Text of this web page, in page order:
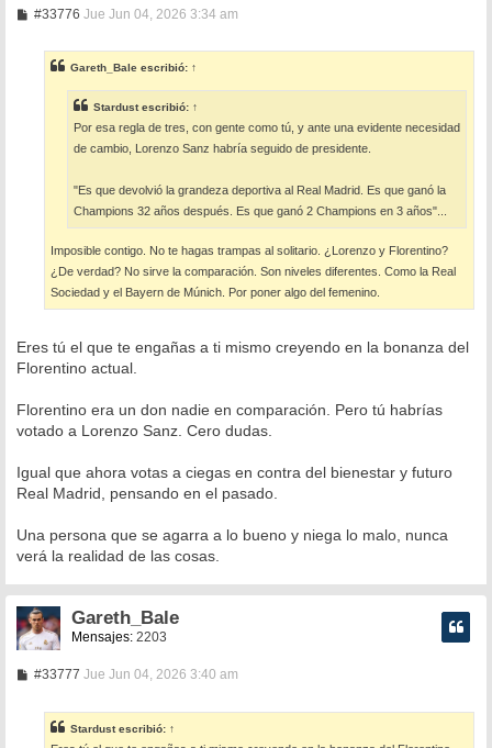
#33776M
a
j
e
Jue Jun 04, 2026 3:34 am
Gareth_Bale escribió: ↑
Stardustescribió: ↑
Por esa regla de tres, con gente como tú, y ante una evidente necesidad
de cambio, Lorenzo Sanz habría seguido de presidente.
"Es que devolvió la grandeza deportiva al Real Madrid. Es que ganó la
Champions 32 años después. Es que ganó 2 Champions en 3 años"...
Imposible contigo. No te hagas trampas al solitario. ¿Lorenzo y Florentino?
¿De verdad? No sirve la comparación. Son niveles diferentes. Como la Real
Sociedad y el Bayern de Múnich. Por poner algo del femenino.
Eres tú el que te engañas a ti mismo creyendo en la bonanza del
Florentino actual.
Florentino era un don nadie en comparación. Pero tú habrías
votado a Lorenzo Sanz. Cero dudas.
Igual que ahora votas a ciegas en contra del bienestar y futuro
Real Madrid, pensando en el pasado.
Una persona que se agarra a lo bueno y niega lo malo, nunca
verá la realidad de las cosas.
Gareth_Bale
Mensajes: 2203
#33777M
a
Jue Jun 04, 2026 3:40 am
Stardustescribió: ↑